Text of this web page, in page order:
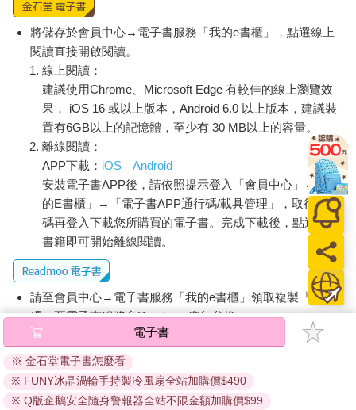
將儲存於會員中心→電子書服務「我的e書櫃」，點選線上
閱讀直接開啟閱讀。
線上閱讀：
建議使用Chrome、Microsoft Edge 有較佳的線上瀏覽效
果， iOS 16 或以上版本，Android 6.0 以上版本，建議裝
置有6GB以上的記憶體，至少有 30 MB以上的容量。
離線閱讀：
APP下載： iOS
Android
安裝電子書APP後，請依照提示登入「會員中心」→「我
的E書櫃」→「電子書APP通行碼/載具管理」，取得通行
碼再登入下載您所購買的電子書。完成下載後，點選任一
書籍即可開始離線閱讀。
請至會員中心→電子書服務「我的e書櫃」領取複製『兌換
碼』至電子書服務商Readmoo進行兌換。
退換貨須知：
因版權保護，您在金石堂所購買的電子書僅能以金石堂專屬
的閱讀軟體開啟閱讀，無法以其他閱讀器或直接下載檔案。
依據「消費者保護法」第19條及行政院消費者保護處公告之
電子書
※ 金石堂電子書怎麼看
※ FUNY冰晶渦輪手持製冷風扇全站加購價$490
※ Q版企鵝安全隨身警報器全站不限金額加購價$99